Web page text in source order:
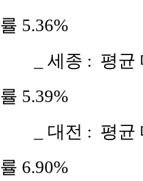
률 5.36%
_ 세종 : 평
률 5.39%
_ 대전 : 평
률 6.90%